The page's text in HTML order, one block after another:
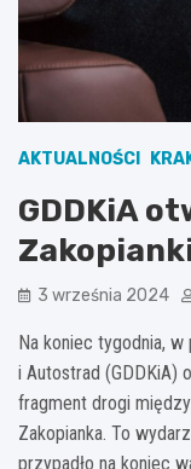
AKTUALNOŚCI
GDDKiA
3 września 2024
Na koniec tygodnia,
i Autostrad (GDDKiA)
fragment drogi
Zakopianka. To
przypadło na koniec